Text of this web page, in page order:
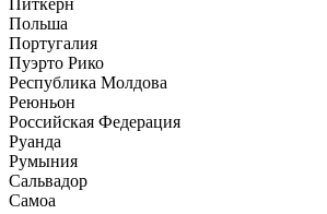
Питкерн
Польша
Португалия
Пуэрто Рико
Республика Молдова
Реюньон
Российская Федерация
Руанда
Румыния
Сальвадор
Самоа